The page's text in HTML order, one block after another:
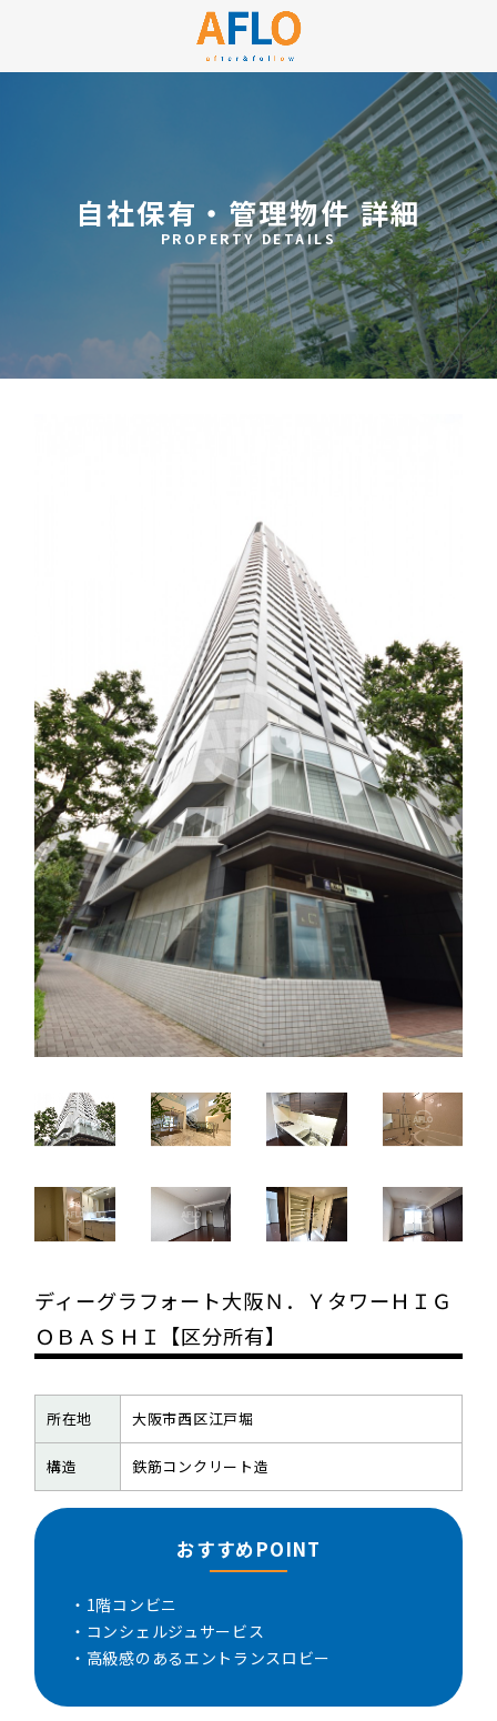
自社保有・管理物件 詳細
PROPERTY DETAILS
ディーグラフォート大阪Ｎ．ＹタワーＨＩＧ
ＯＢＡＳＨＩ【区分所有】
所在地 大阪市西区江戸堀
構造 鉄筋コンクリート造
おすすめPOINT
・1階コンビニ
・コンシェルジュサービス
・高級感のあるエントランスロビー